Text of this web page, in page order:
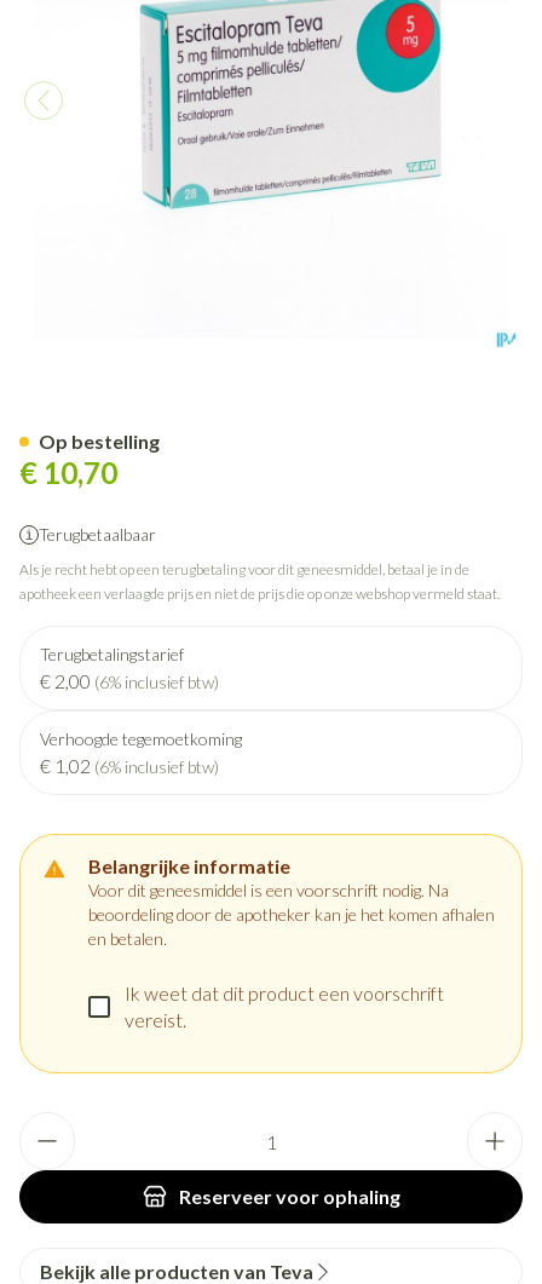
€ 10,70
Terugbetaalbaar
Als je recht hebt op een terugbetaling voor dit geneesmiddel, betaal je in de
apotheek een verlaagde prijs en niet de prijs die op onze webshop vermeld staat.
Terugbetalingstarief
€ 2,00 (6% inclusief btw)
Verhoogde tegemoetkoming
€ 1,02 (6% inclusief btw)
Belangrijke informatie
Voor dit geneesmiddel is een voorschrift nodig. Na
beoordeling door de apotheker kan je het komen afhalen
en betalen.
Ik weet dat dit product een voorschrift
vereist.
Reserveervoor ophaling
Op bestelling
Bekijk alle producten van Teva